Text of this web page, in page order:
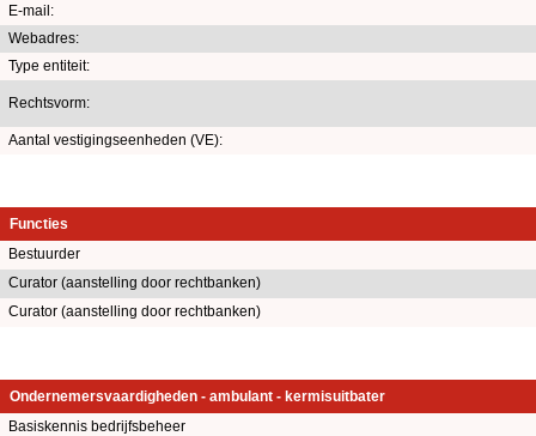
E-mail:
Webadres:
Type entiteit:
Rechtsvorm:
Aantal vestigingseenheden (VE):
Functies
Bestuurder
Curator (aanstelling door rechtbanken)
Curator (aanstelling door rechtbanken)
Ondernemersvaardigheden - ambulant - kermisuitbater
Basiskennis bedrijfsbeheer